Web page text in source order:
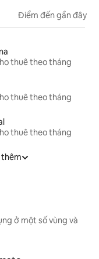
Điểm đến gần đây
thuê theo tháng
thuê theo tháng
thuê theo tháng
thêm
ở một số vùng và